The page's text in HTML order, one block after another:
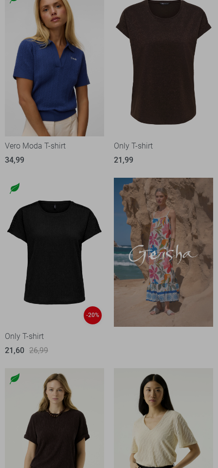
Vero Moda T-shirt
34,99
Only T-shirt
21,99
-20%
Only T-shirt
21,60 26,99